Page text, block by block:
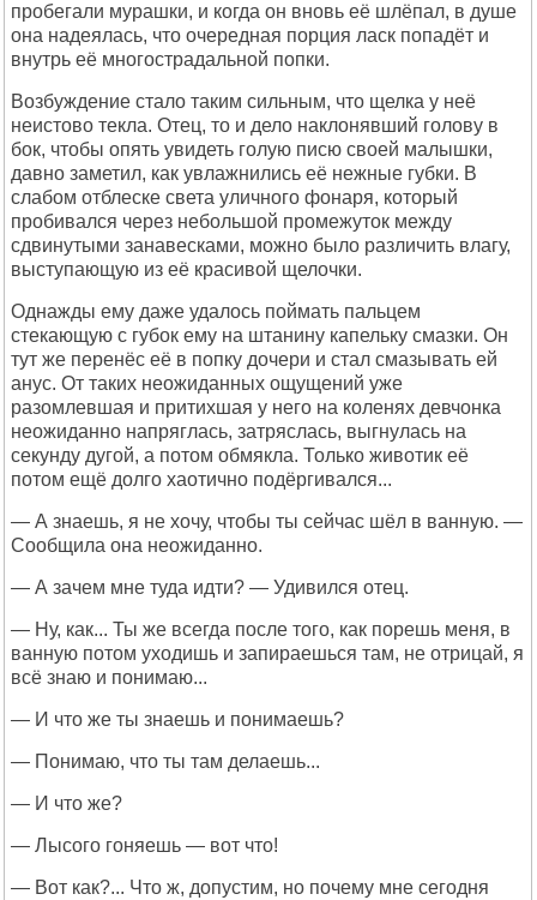
пробегали мурашки, и когда он вновь её шлёпал, в душе
она надеялась, что очередная порция ласк попадёт и
внутрь её многострадальной попки.
Возбуждение стало таким сильным, что щелка у неё
неистово текла. Отец, то и дело наклонявший голову в
бок, чтобы опять увидеть голую писю своей малышки,
давно заметил, как увлажнились её нежные губки. В
слабом отблеске света уличного фонаря, который
пробивался через небольшой промежуток между
сдвинутыми занавесками, можно было различить влагу,
выступающую из её красивой щелочки.
Однажды ему даже удалось поймать пальцем
стекающую с губок ему на штанину капельку смазки. Он
тут же перенёс её в попку дочери и стал смазывать ей
анус. От таких неожиданных ощущений уже
разомлевшая и притихшая у него на коленях девчонка
неожиданно напряглась, затряслась, выгнулась на
секунду дугой, а потом обмякла. Только животик её
потом ещё долго хаотично подёргивался...
— А знаешь, я не хочу, чтобы ты сейчас шёл в ванную. —
Сообщила она неожиданно.
— А зачем мне туда идти? — Удивился отец.
— Ну, как... Ты же всегда после того, как порешь меня, в
ванную потом уходишь и запираешься там, не отрицай, я
всё знаю и понимаю...
— И что же ты знаешь и понимаешь?
— Понимаю, что ты там делаешь...
— И что же?
— Лысого гоняешь — вот что!
— Вот как?... Что ж, допустим, но почему мне сегодня